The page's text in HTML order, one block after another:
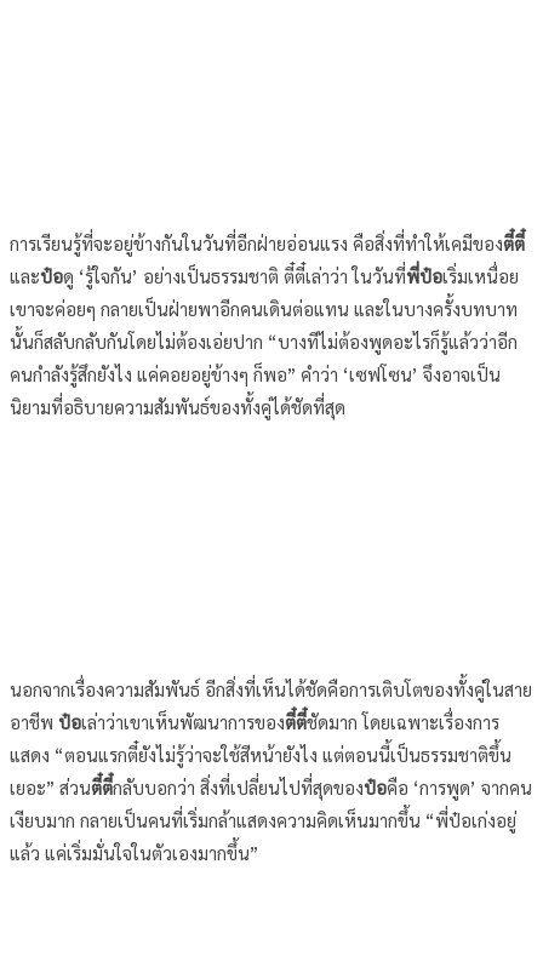
การเรียนรู้ที่จะอยู่ข้างกันในวันที่อีกฝ่ายอ่อนแรง คือสิ่งที่ทำให้เคมีของตี๋ตี๋
และป๋อดู ‘รู้ใจกัน’ อย่างเป็นธรรมชาติ ตี๋ตี๋เล่าว่า ในวันที่พี่ป๋อเริ่มเหนื่อย
เขาจะค่อยๆ กลายเป็นฝ่ายพาอีกคนเดินต่อแทน และในบางครั้งบทบาท
นั้นก็สลับกลับกันโดยไม่ต้องเอ่ยปาก “บางทีไม่ต้องพูดอะไรก็รู้แล้วว่าอีก
คนกำลังรู้สึกยังไง แค่คอยอยู่ข้างๆ ก็พอ” คำว่า ‘เซฟโซน’ จึงอาจเป็น
นิยามที่อธิบายความสัมพันธ์ของทั้งคู่ได้ชัดที่สุด
นอกจากเรื่องความสัมพันธ์ อีกสิ่งที่เห็นได้ชัดคือการเติบโตของทั้งคู่ในสาย
อาชีพ ป๋อเล่าว่าเขาเห็นพัฒนาการของตี๋ตี๋ชัดมาก โดยเฉพาะเรื่องการ
แสดง “ตอนแรกตี๋ยังไม่รู้ว่าจะใช้สีหน้ายังไง แต่ตอนนี้เป็นธรรมชาติขึ้น
เยอะ” ส่วนตี๋ตี๋กลับบอกว่า สิ่งที่เปลี่ยนไปที่สุดของป๋อคือ ‘การพูด’ จากคน
เงียบมาก กลายเป็นคนที่เริ่มกล้าแสดงความคิดเห็นมากขึ้น “พี่ป๋อเก่งอยู่
แล้ว แค่เริ่มมั่นใจในตัวเองมากขึ้น”